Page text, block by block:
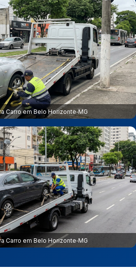
Carro em Belo Horizonte‑MG
Carro em Belo Horizonte‑MG